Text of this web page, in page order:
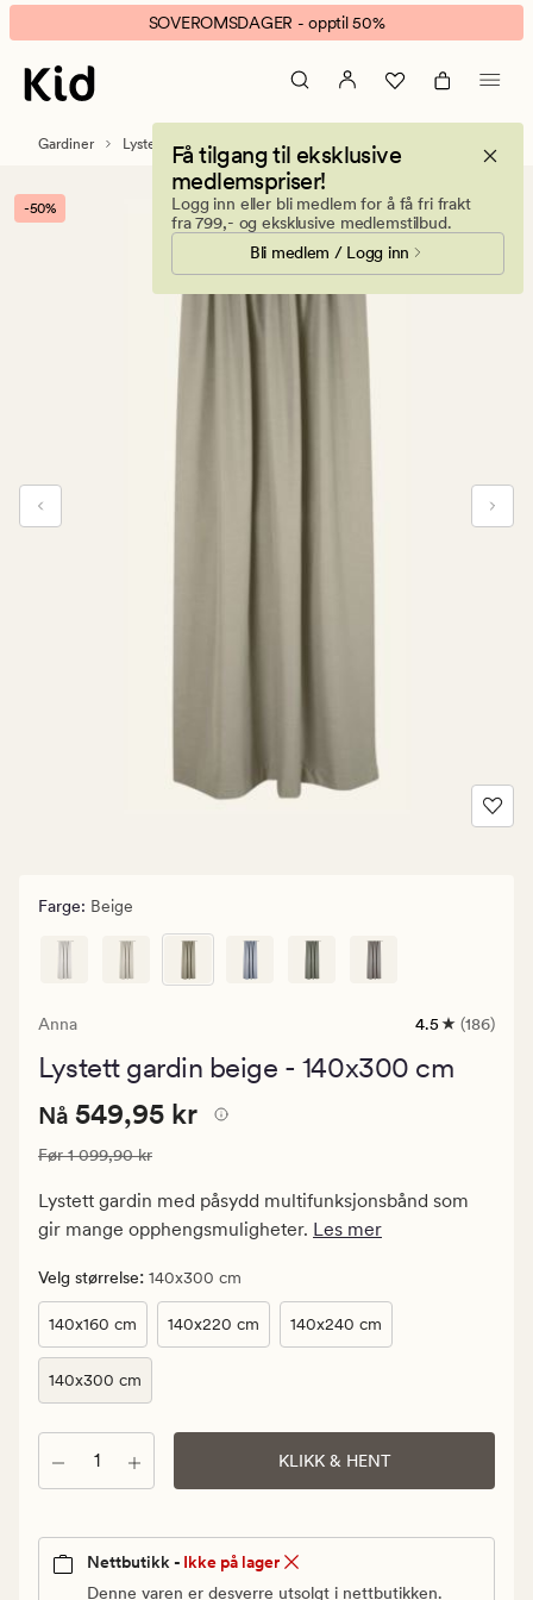
Anna
lystett
gardin
beige
banner.
Klikk
ESCAPE
pause.
SOVEROMSDAGER - opptil 50%
Få tilgang til eksklusive
medlemspriser!
Logg inn eller bli medlem for å få fri frakt
fra 799,- og eksklusive medlemstilbud.
Bli medlem / Logg inn
Gardiner Lystette og lysdempende gardiner
-50%
Farge: Beige
Anna
186
med
4.5 (186)
Lystett gardin beige - 140x300 cm
Nåværende
549,95
kr.
Vanlig
1
099,90
kr
Nåværende pris
Nå 549,95 kr
Vanlig pris 1 099,90 kr
Før1 099,90 kr
Lystett gardin med påsydd multifunksjonsbånd som
gir mange opphengsmuligheter. Les mer
Velg størrelse: 140x300 cm
140x160 cm 140x220 cm 140x240 cm
140x300 cm
Antall KLIKK & HENT
Nettbutikk - Ikke på lager
Denne varen er desverre utsolgt i nettbutikken.